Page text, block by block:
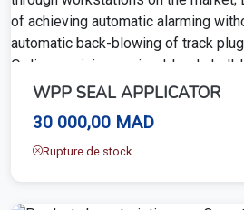
WPP SEAL APPLICATOR
30 000,00 MAD
Rupture de stock